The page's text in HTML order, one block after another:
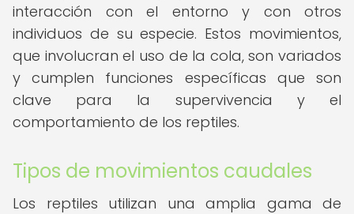
interacción con el entorno y con otros
individuos de su especie. Estos movimientos,
que involucran el uso de la cola, son variados
y cumplen funciones específicas que son
clave para la supervivencia y el
comportamiento de los reptiles.
Tipos de movimientos caudales
Los reptiles utilizan una amplia gama de